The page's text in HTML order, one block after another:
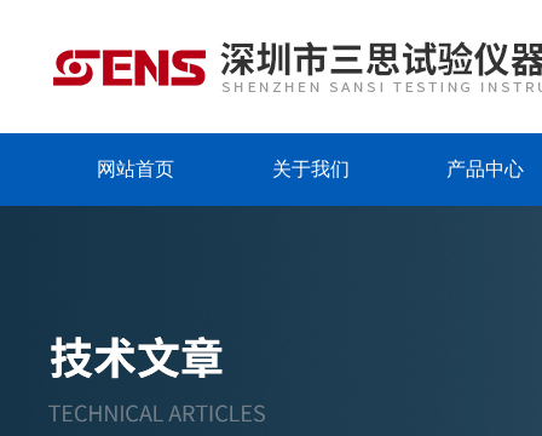
网站首页 关于我们 产品中心